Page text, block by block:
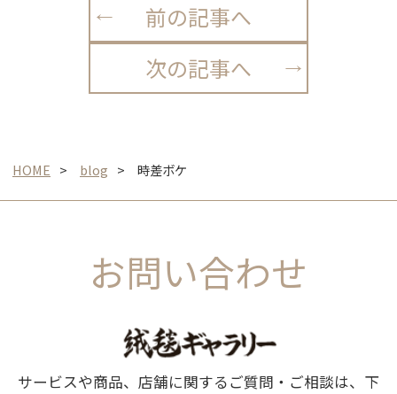
前の記事へ
次の記事へ
HOME blog 時差ボケ
お問い合わせ
サービスや商品、店舗に関するご質問・ご相談は、下